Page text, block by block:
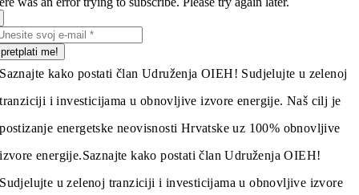
pretplati me!
Saznajte kako postati član Udruženja OIEH! Sudjelujte u zelenoj
tranziciji i investicijama u obnovljive izvore energije. Naš cilj je
postizanje energetske neovisnosti Hrvatske uz 100% obnovljive
izvore energije.Saznajte kako postati član Udruženja OIEH!
Sudjelujte u zelenoj tranziciji i investicijama u obnovljive izvore